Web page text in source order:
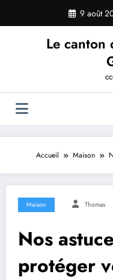
contenu
9 août
Le
Accueil Maison
Maison Thomas
Nos
protéger